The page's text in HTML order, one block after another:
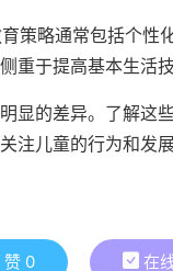
策略通常包括个性
重于提高基本生活
显的差异。了解这
注儿童的行为和发
赞 0 在